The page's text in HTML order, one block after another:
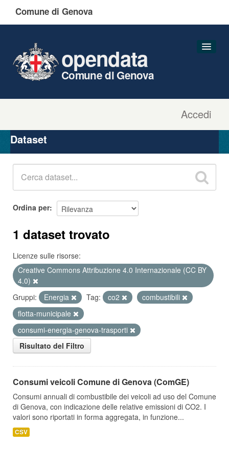
Comune di Genova
Accedi
opendata
Comune di Genova
Organizzazioni
Gruppi
Dataset
Ordina per
1 dataset trovato
Licenze sulle risorse:
Creative Commons Attribuzione 4.0 Internazionale (CC BY
4.0)
Gruppi:
Energia Tag: co2
combustibili
flotta-municipale
consumi-energia-genova-trasporti
Risultato del Filtro
Consumi veicoli Comune di Genova (ComGE)
Consumi annuali di combustibile dei veicoli ad uso del Comune
di Genova, con indicazione delle relative emissioni di CO2. I
valori sono riportati in forma aggregata, in funzione...
CSV